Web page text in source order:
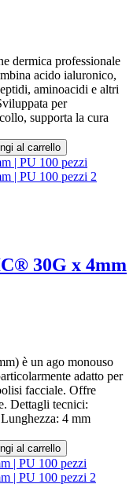
dermica professionale
acido ialuronico,
aminoacidi e altri
per
supporta la cura
al carrello
30G x 4mm
è un ago monouso
adatto per
facciale. Offre
Dettagli tecnici:
4 mm
al carrello